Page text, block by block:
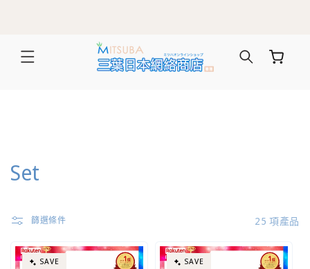
物
商
系
列
Set
篩選條件 25 項產品
SAVE SAVE